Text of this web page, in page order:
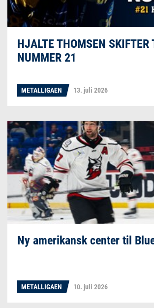
HJALTE THOMSEN SKIFTER
NUMMER 21
METALLIGAEN 13. juli 2026
Ny amerikansk center til
METALLIGAEN 10. juli 2026